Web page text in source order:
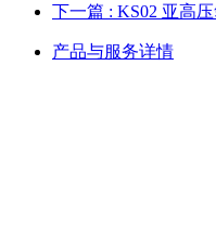
下一篇 : KS02 亚高
产品与服务详情